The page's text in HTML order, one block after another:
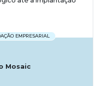
EMPRESARIAL
Mosaic